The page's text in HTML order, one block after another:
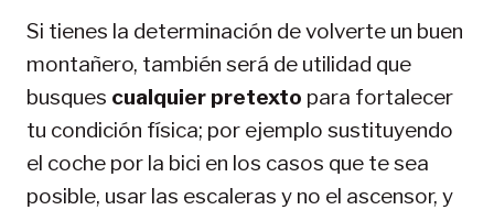
Si tienes la determinación de volverte un buen
montañero, también será de utilidad que
busques cualquier pretexto para fortalecer
tu condición física; por ejemplo sustituyendo
el coche por la bici en los casos que te sea
posible, usar las escaleras y no el ascensor, y